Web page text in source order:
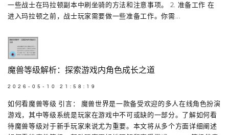
一些战士在玛拉顿副本中刷坐骑的方法和注意事项。 2. 准备工作 在
进入玛拉顿之前，战士玩家需要做一些准备工作。你需...
魔兽等级解析：探索游戏内角色成长之道
2026-05-10 21:58:19
如何看魔兽等级 引言： 魔兽世界是一款备受欢迎的多人在线角色扮演
游戏，其中等级系统是玩家在游戏中不可或缺的一部分。了解如何看
待魔兽等级对于新手玩家来说尤为重要。本文将从多个方面详细阐述